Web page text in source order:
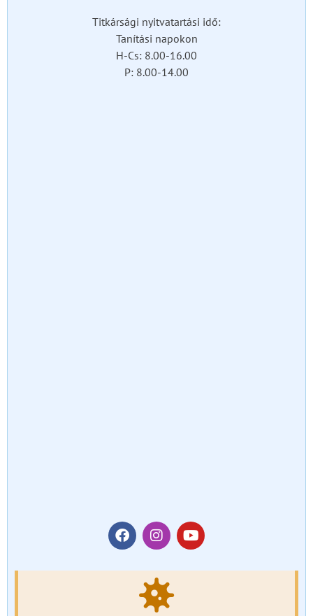
Titkársági nyitvatartási idő:
Tanítási napokon
H-Cs: 8.00-16.00
P: 8.00-14.00